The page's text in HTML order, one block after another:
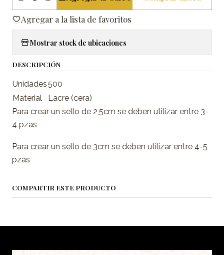
Cantidad
Agregar a la lista de favoritos
Mostrar stock de ubicaciones
DESCRIPCIÓN
Unidades500
Material
Lacre (cera)
Para crear un sello de 2,5cm se deben utilizar entre 3-
4 pzas
Para crear un sello de 3cm se deben utilizar entre 4-5
pzas
COMPARTIR ESTE PRODUCTO